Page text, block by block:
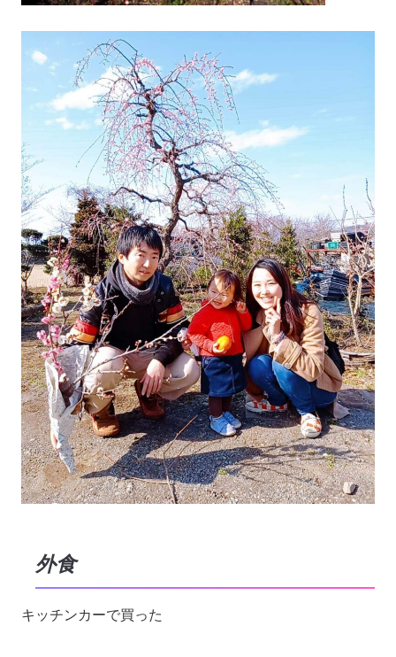
外食
キッチンカーで買った